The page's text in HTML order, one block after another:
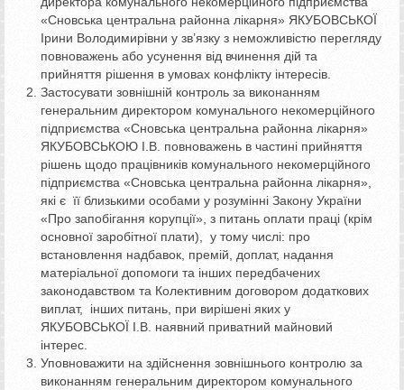
«Сновська центральна районна лікарня» ЯКУБОВСЬКОЇ
Ірини Володимирівни у зв’язку з неможливістю перегляду
повноважень або усунення від вчинення дій та
прийняття рішення в умовах конфлікту інтересів.
Застосувати зовнішній контроль за виконанням
генеральним директором комунального некомерційного
підприємства «Сновська центральна районна лікарня»
ЯКУБОВСЬКОЮ І.В. повноважень в частині прийняття
рішень щодо працівників комунального некомерційного
підприємства «Сновська центральна районна лікарня»,
які є її близькими особами у розумінні Закону України
«Про запобігання корупції», з питань оплати праці (крім
основної заробітної плати), у тому числі: про
встановлення надбавок, премій, доплат, надання
матеріальної допомоги та інших передбачених
законодавством та Колективним договором додаткових
виплат, інших питань, при вирішені яких у
ЯКУБОВСЬКОЇ І.В. наявний приватний майновий
інтерес.
Уповноважити на здійснення зовнішнього контролю за
виконанням генеральним директором комунального